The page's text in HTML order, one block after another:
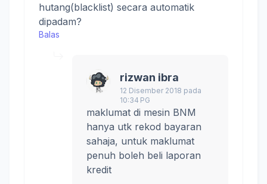
hutang(blacklist) secara automatik
dipadam?
Balas
rizwan ibra
12 Disember 2018 pada
10:34 PG
maklumat di mesin BNM
hanya utk rekod bayaran
sahaja, untuk maklumat
penuh boleh beli laporan
kredit